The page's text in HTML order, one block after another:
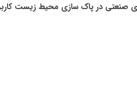
صنعتی در پاک سازی محیط زیست